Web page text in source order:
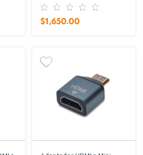
$1,650.00